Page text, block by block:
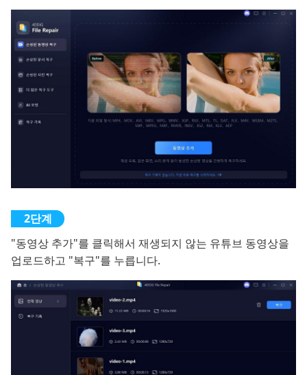
"동영상 추가"를 클릭해서 재생되지 않는 유튜브 동영상을
업로드하고 "복구"를 누릅니다.